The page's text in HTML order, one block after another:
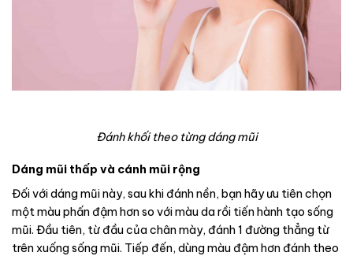
Đánh khối theo từng dáng mũi
Dáng mũi thấp và cánh mũi rộng
Đối với dáng mũi này, sau khi đánh nền, bạn hãy ưu tiên chọn
một màu phấn đậm hơn so với màu da rồi tiến hành tạo sống
mũi. Đầu tiên, từ đầu của chân mày, đánh 1 đường thẳng từ
trên xuống sống mũi. Tiếp đến, dùng màu đậm hơn đánh theo